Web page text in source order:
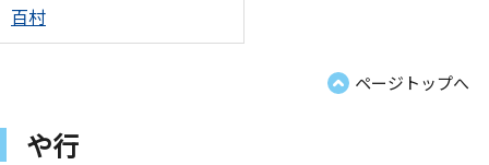
百村
ページトップへ
や行